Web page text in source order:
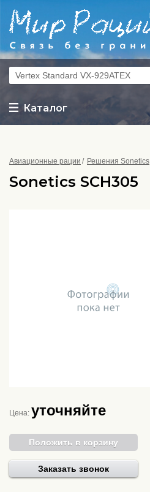
Каталог
Авиационные рации Решения Sonetics
Sonetics SCH305
Цена: уточняйте
Положить в корзину
Заказать звонок